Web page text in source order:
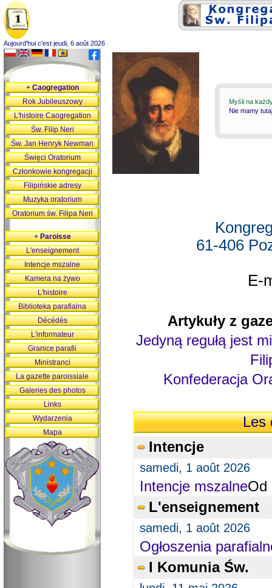
Aujourd'hui c'est jeudi, 6 août 2026
Myśli na
Nie mamy
61-406
E-
Artykuły z
Jedyną regułą jest
Konfederacja
Les
Intencje
samedi, 1 août 2026
Intencje mszalneOd
L'enseignement
samedi, 1 août 2026
Ogłoszenia
I Komunia Św.
+Caogregation
Rok Jubileuszowy
L'histoire Caogregation
Św. Filip Neri
Św. Jan Henryk Newman
Święci Oratorium
Członkowie kongregacji
Filipińskie adresy
Muzyka oratorium
Oratorium św. Filipa Neri
+Paroisse
L'enseignement
Intencje mszalne
Kamera na żywo
L'histoire
Biblioteka parafialna
Décédés
L'informateur
Granice parafii
Ministranci
La gazette paroissiale
Galeries des photos
Links
Wydarzenia
Mapa